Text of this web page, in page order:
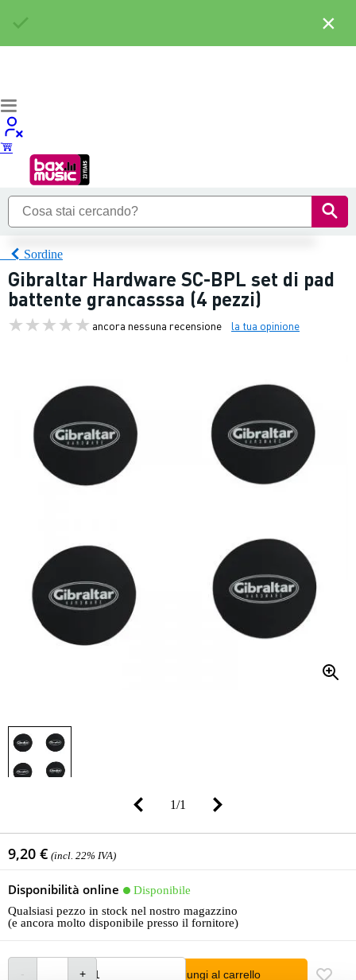
Sordine
Gibraltar Hardware SC-BPL set di pad
battente grancasssa (4 pezzi)
ancora nessuna recensione la tua opinione
1/1
9,20 € (incl. 22% IVA)
Disponibilità online
Disponibile
Qualsiasi pezzo in stock nel nostro magazzino
(e ancora molto disponibile presso il fornitore)
Aggiungi al carrello
×